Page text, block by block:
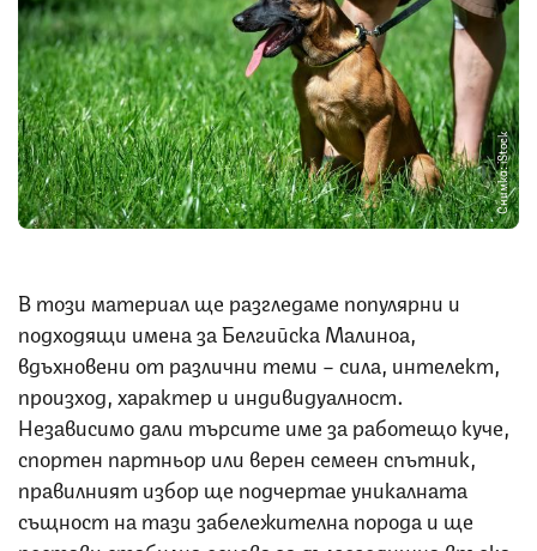
Снимка: iStock
В този материал ще разгледаме популярни и
подходящи имена за Белгийска Малиноа,
вдъхновени от различни теми – сила, интелект,
произход, характер и индивидуалност.
Независимо дали търсите име за работещо куче,
спортен партньор или верен семеен спътник,
правилният избор ще подчертае уникалната
същност на тази забележителна порода и ще